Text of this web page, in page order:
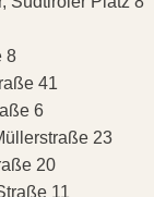
8
41
6
23
20
11